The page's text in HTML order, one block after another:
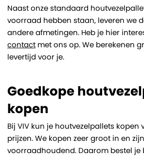
Naast onze standaard
voorraad hebben staan, leveren we
andere afmetingen. Heb je hier
contact met ons op. We berekenen
levertijd voor je.
Goedkope
kopen
Bij VIV kun je houtvezelpallets kopen
prijzen. We kopen zeer groot in en zijn
voorraadhoudend. Daarom bestel